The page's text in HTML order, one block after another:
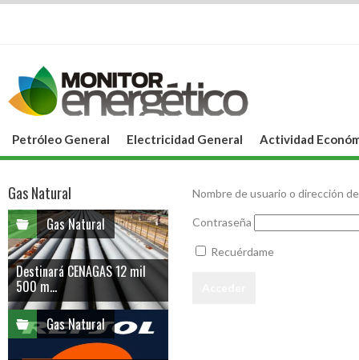
Petróleo General Electricidad General Actividad
Nombre de usuario o dirección
Contraseña
Recuérdame
Gas Natural
Gas Natural
Destinará CENAGAS 12 mil
500 m...
Gas Natural